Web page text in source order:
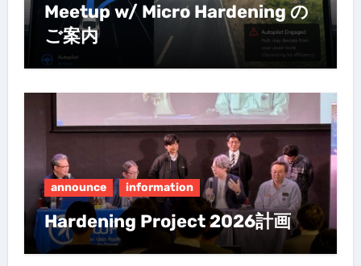
Meetup w/ Micro Hardening の
ご案内
announce information
Hardening Project 2026計画